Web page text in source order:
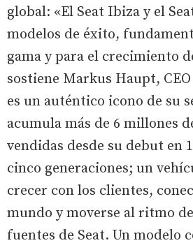
global: «El Seat Ibiza y el
modelos de éxito,
gama y para el crecimiento
sostiene Markus Haupt,
es un auténtico icono de su
acumula más de 6 millones
vendidas desde su debut en
cinco generaciones; un
crecer con los clientes,
mundo y moverse al ritmo
fuentes de Seat. Un modelo